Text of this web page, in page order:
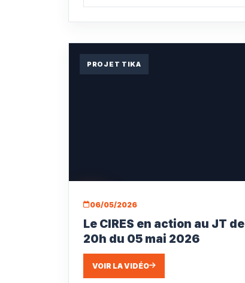
PROJET TIKA
06/05/2026
Le CIRES en action au JT de
20h du 05 mai 2026
VOIR LA VIDÉO